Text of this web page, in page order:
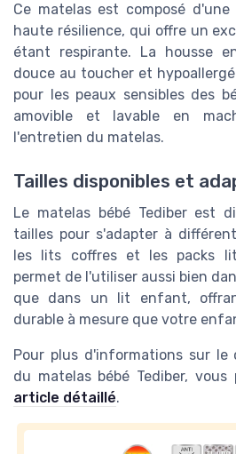
Ce matelas est composé d'une
haute résilience, qui offre un
étant respirante. La housse
douce au toucher et
pour les peaux sensibles des
amovible et lavable en
l'entretien du matelas.
Tailles disponibles et
Le matelas bébé Tediber est
tailles pour s'adapter à
les lits coffres et les packs
permet de l'utiliser aussi bien
que dans un lit enfant,
durable à mesure que votre
Pour plus d'informations sur
du matelas bébé Tediber, vous
article détaillé.